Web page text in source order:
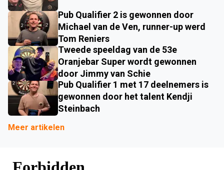
Pub Qualifier 2 is gewonnen door
Michael van de Ven, runner-up werd
Tom Reniers
Tweede speeldag van de 53e
Oranjebar Super wordt gewonnen
door Jimmy van Schie
Pub Qualifier 1 met 17 deelnemers is
gewonnen door het talent Kendji
Steinbach
Meer artikelen